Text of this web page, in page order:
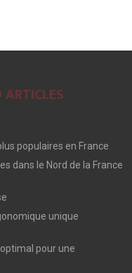
ARTICLES
populaires en France
dans le Nord de la France
unique
pour une